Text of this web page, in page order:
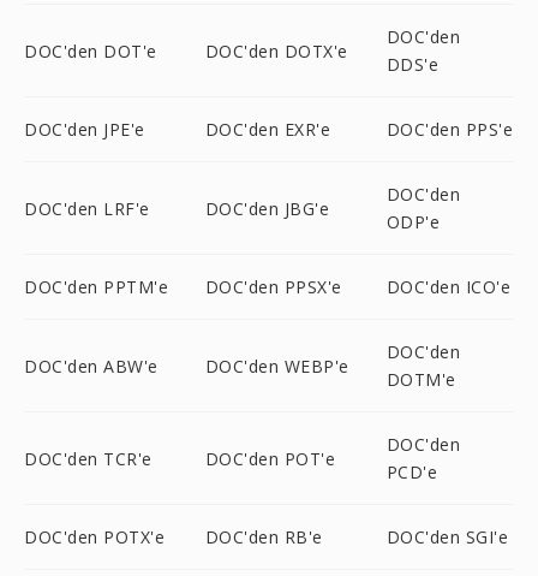
DOC'den DOT'e DOC'den DOTX'e
DOC'den
DDS'e
DOC'den JPE'e DOC'den EXR'e DOC'den PPS'e
DOC'den LRF'e DOC'den JBG'e
DOC'den
ODP'e
DOC'den PPTM'e DOC'den PPSX'e DOC'den ICO'e
DOC'den ABW'e DOC'den WEBP'e
DOC'den
DOTM'e
DOC'den TCR'e DOC'den POT'e
DOC'den
PCD'e
DOC'den POTX'e DOC'den RB'e DOC'den SGI'e